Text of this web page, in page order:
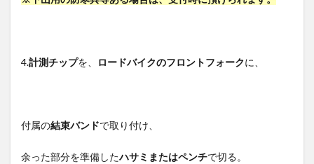
4.計測チップを、 ロードバイクのフロントフォークに、
付属の結束バンドで取り付け、
余った部分を準備したハサミまたはペンチで切る。